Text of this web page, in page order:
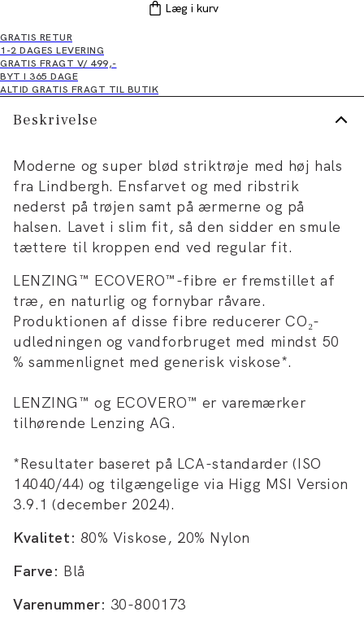
Læg i kurv
GRATIS RETUR
1-2 DAGES LEVERING
GRATIS FRAGT V/ 499,-
BYT I 365 DAGE
ALTID GRATIS FRAGT TIL BUTIK
Beskrivelse
Moderne og super blød striktrøje med høj hals
fra Lindbergh. Ensfarvet og med ribstrik
nederst på trøjen samt på ærmerne og på
halsen. Lavet i slim fit, så den sidder en smule
tættere til kroppen end ved regular fit.
LENZING™ ECOVERO™-fibre er fremstillet af
træ, en naturlig og fornybar råvare.
Produktionen af disse fibre reducerer CO₂-
udledningen og vandforbruget med mindst 50
% sammenlignet med generisk viskose*.
LENZING™ og ECOVERO™ er varemærker
tilhørende Lenzing AG.
*Resultater baseret på LCA-standarder (ISO
14040/44) og tilgængelige via Higg MSI Version
3.9.1 (december 2024).
Kvalitet: 80% Viskose, 20% Nylon
Farve: Blå
Varenummer: 30-800173